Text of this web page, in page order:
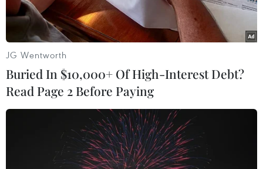
#tấn công bằng dao
#Southport
#người biểu tình đụng độ với cảnh sát
#nhà thờ Hồi giáo
JG Wentworth
Buried In $10,000+ Of High-Interest Debt?
Read Page 2 Before Paying